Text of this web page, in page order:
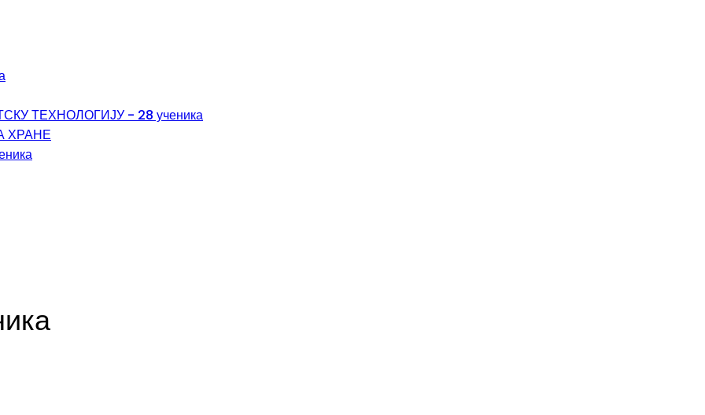
ТЕХНОЛОГИЈУ - 28 ученика
ХРАНЕ